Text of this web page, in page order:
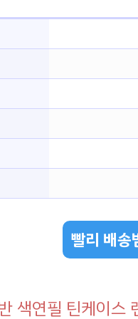
빨리 배송
색연필 틴케이